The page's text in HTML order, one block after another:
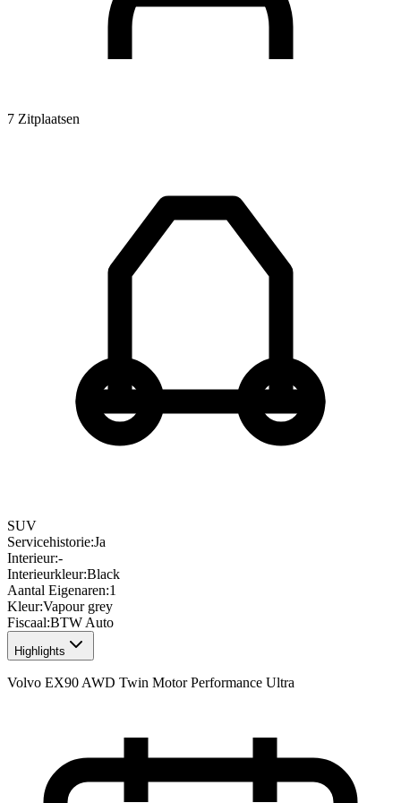
7 Zitplaatsen
SUV
Servicehistorie:Ja
Interieur:-
Interieurkleur:Black
Aantal Eigenaren:1
Kleur:Vapour grey
Fiscaal:BTW Auto
Highlights
Volvo EX90 AWD Twin Motor Performance Ultra